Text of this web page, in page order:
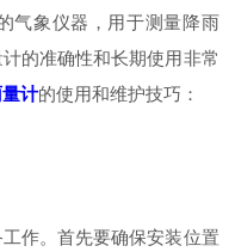
象仪器，用于测量降雨
的准确性和长期使用非常
计的使用和维护技巧：
作。首先要确保安装位置